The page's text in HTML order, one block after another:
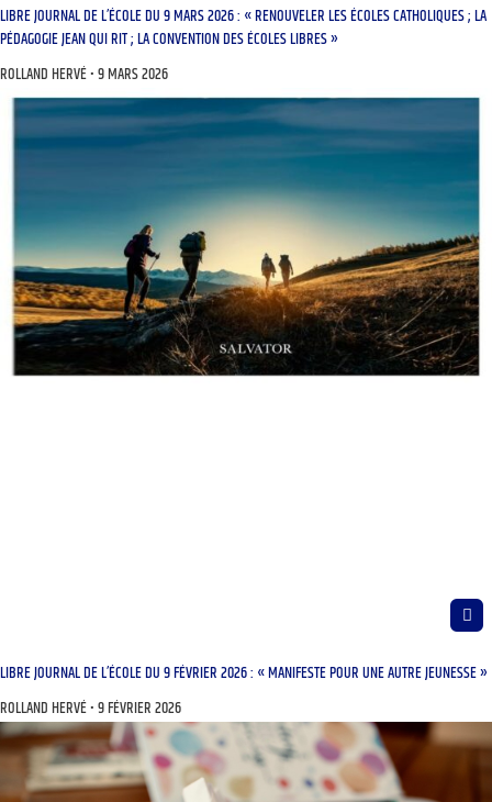
LIBRE JOURNAL DE L’ÉCOLE DU 9 MARS 2026 : « RENOUVELER LES ÉCOLES CATHOLIQUES ; LA
PÉDAGOGIE JEAN QUI RIT ; LA CONVENTION DES ÉCOLES LIBRES »
ROLLAND HERVÉ 9 MARS 2026
LIBRE JOURNAL DE L’ÉCOLE DU 9 FÉVRIER 2026 : « MANIFESTE POUR UNE AUTRE JEUNESSE »
ROLLAND HERVÉ 9 FÉVRIER 2026